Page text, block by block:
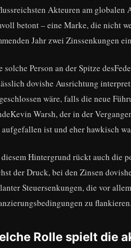
Akteuren am globalen
betont – eine Marke, die nicht
Jahr zwei Zinssenkungen
solche Person an der Spitze
dovishe Ausrichtung
wäre, falls die neue
Warsh, der in der
aufgefallen ist und eher hawkisch
Hintergrund rückt auch die
der Druck, bei den Zinsen
Steuersenkungen, die vor
zu flankieren.
Rolle spielt die